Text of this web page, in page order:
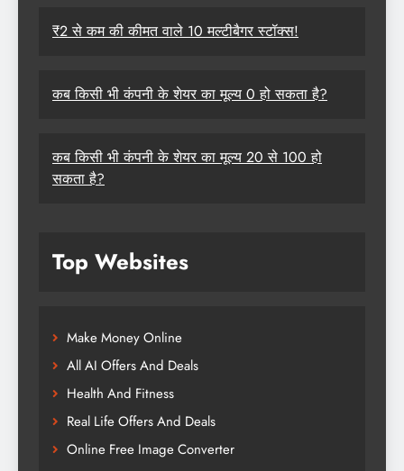
₹2 से कम की कीमत वाले 10 मल्टीबैगर स्टॉक्स!
कब किसी भी कंपनी के शेयर का मूल्य 0 हो सकता है?
कब किसी भी कंपनी के शेयर का मूल्य 20 से 100 हो
सकता है?
Top Websites
Make Money Online
All AI Offers And Deals
Health And Fitness
Real Life Offers And Deals
Online Free Image Converter